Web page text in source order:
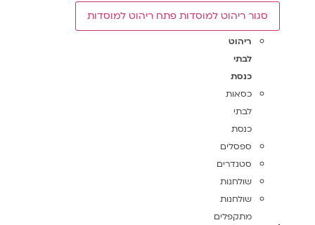
סגור ריהוט למוסדות פתח ריהוט למוסדות
ריהוט
לבתי
כנסת
כסאות
לבתי
כנסת
ספסלים
סטנדרים
שולחנות
שולחנות
מתקפלים